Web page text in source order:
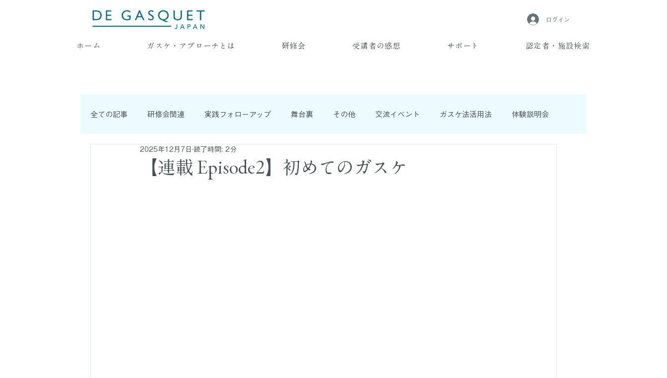
ログイン
ホーム ガスケ・アプローチとは 研修会 受講者の感想 サポート 認定者・施設検索
全ての記事 研修会関連 実践フォローアップ 舞台裏 その他 交流イベント ガスケ法活用法 体験説明会
耳より情報 連載記事
【連載 Episode2】初めてのガスケ
2025年12月7日 読了時間: 2分